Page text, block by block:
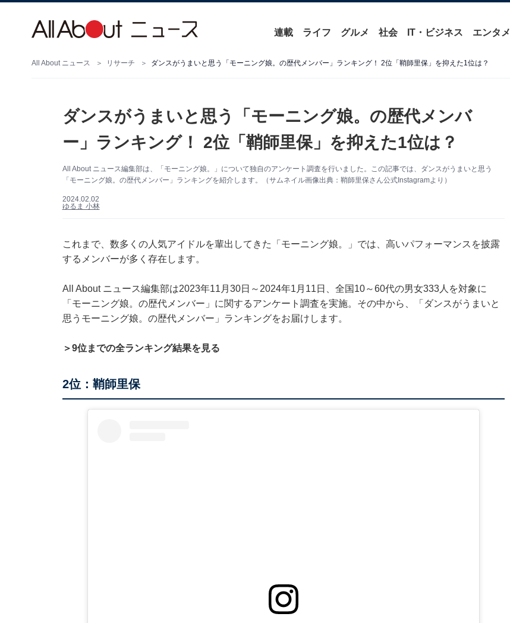
連載 ライフ グルメ 社会 IT・ビジネス エンタメ
All About ニュース リサーチ ダンスがうまいと思う「モーニング娘。の歴代メンバー」ランキング！ 2位「鞘師里保」を抑えた1位は？
ダンスがうまいと思う「モーニング娘。の歴代メンバ
ー」ランキング！ 2位「鞘師里保」を抑えた1位は？
All About ニュース編集部は、「モーニング娘。」について独自のアンケート調査を行いました。この記事では、ダンスがうまいと思う
「モーニング娘。の歴代メンバー」ランキングを紹介します。（サムネイル画像出典：鞘師里保さん公式Instagramより）
2024.02.02
ゆるま 小林
これまで、数多くの人気アイドルを輩出してきた「モーニング娘。」では、高いパフォーマンスを披露
するメンバーが多く存在します。
All About ニュース編集部は2023年11月30日～2024年1月11日、全国10～60代の男女333人を対象に
「モーニング娘。の歴代メンバー」に関するアンケート調査を実施。その中から、「ダンスがうまいと
思うモーニング娘。の歴代メンバー」ランキングをお届けします。
＞9位までの全ランキング結果を見る
2位：鞘師里保